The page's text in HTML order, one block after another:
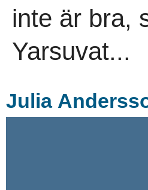
inte är bra,
Yarsuvat...
Julia